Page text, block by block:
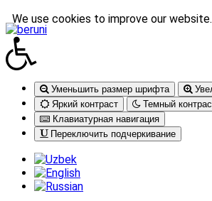
Уменьшить размер шрифта
Яркий контраст
Темный
Клавиатурная навигация
Переключить подчеркивание
We use cookies to improve our